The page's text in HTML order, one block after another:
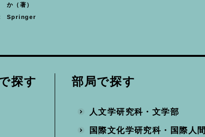
か（著）
Springer
探す 部局で探す
人文学研究科・文学部
国際文化学研究科・国際人間